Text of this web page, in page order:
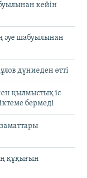
кейін
әуе шабуылынан
дүниеден өтті
қылмыстық іс
бермеді
құқығын